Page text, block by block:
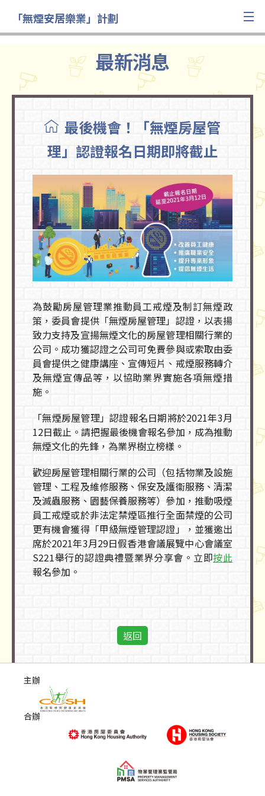
「無煙安居樂業」計劃
最新消息
最後機會！「無煙房屋管
理」認證報名日期即將截止
為鼓勵房屋管理業推動員工戒煙及制訂無煙政
策，委員會提供「無煙房屋管理」認證，以表揚
致力支持及宣揚無煙文化的房屋管理相關行業的
公司。成功獲認證之公司可免費參與或索取由委
員會提供之健康講座、宣傳短片、戒煙服務轉介
及無煙宣傳品等，以協助業界實施各項無煙措
施。
「無煙房屋管理」認證報名日期將於2021年3月
12日截止。請把握最後機會報名參加，成為推動
無煙文化的先鋒，為業界樹立榜樣。
歡迎房屋管理相關行業的公司（包括物業及設施
管理、工程及維修服務、保安及護衞服務、清潔
及滅蟲服務、園藝保養服務等）參加，推動吸煙
員工戒煙或於非法定禁煙區推行全面禁煙的公司
更有機會獲得「甲級無煙管理認證」，並獲邀出
席於2021年3月29日假香港會議展覽中心會議室
S221舉行的認證典禮暨業界分享會。立即按此
報名參加。
返回
主辦
合辦